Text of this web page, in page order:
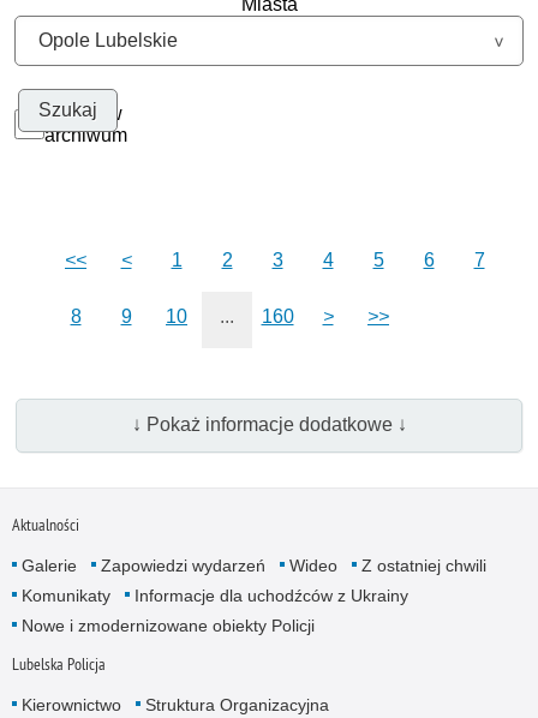
Szukaj w
archiwum
<< < 1 2 3 4 5 6 7
8 9 10 ... 160 > >>
↓ Pokaż informacje dodatkowe ↓
Aktualności
Galerie Zapowiedzi wydarzeń Wideo
Z ostatniej chwili
Komunikaty
Informacje dla uchodźców z Ukrainy
Nowe i zmodernizowane obiekty Policji
Lubelska Policja
Kierownictwo
Struktura Organizacyjna